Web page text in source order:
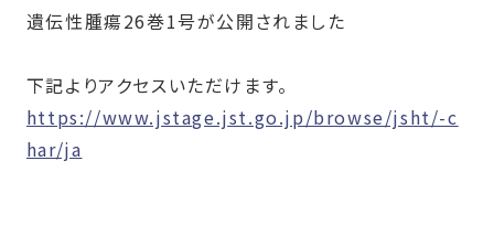
遺伝性腫瘍26巻1号が公開されました
下記よりアクセスいただけます。
https://www.jstage.jst.go.jp/browse/jsht/-c
har/ja